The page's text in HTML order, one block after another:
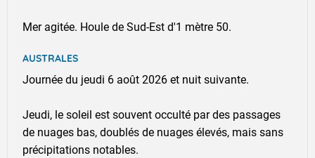
TENDANCE MENSUELLE POUR LA POLYNÉSIE
FRANÇAISE DU 04/09/2023 30/04/2023
Mer agitée. Houle de Sud-Est d'1 mètre 50.
AUSTRALES
Journée du jeudi 6 août 2026 et nuit suivante.
Jeudi, le soleil est souvent occulté par des passages
de nuages bas, doublés de nuages élevés, mais sans
précipitations notables.